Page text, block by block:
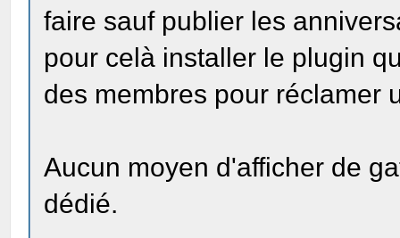
faire sauf publier les
pour celà installer le plugin
des membres pour réclamer
Aucun moyen d'afficher de
dédié.